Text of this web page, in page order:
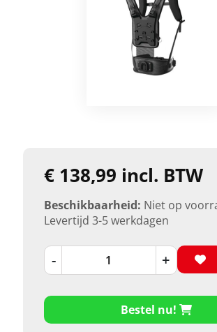
€ 138,99 incl. BTW
Beschikbaarheid: Niet op
Levertijd 3-5 werkdagen
- +
Bestel nu!